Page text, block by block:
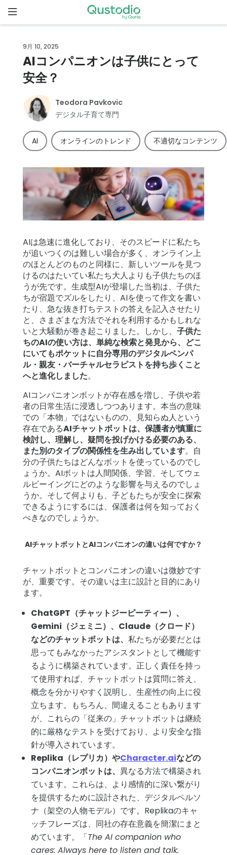
to
content
が選ばれ
る理由
ログイン
9月 10, 2025
AIコンパニオンは子供にとって
安全？
Teodora Pavkovic
デジタル子育て専門
AI オンラインのトレンド 不適切なコンテンツ
AIは急速に進化しており、そのスピードに私たち
が追いつくのは難しい場合が多く、オンライン上
のほとんどのものと同様に、新しいツールを見つ
けるのはたいてい私たち大人よりも子供たちのほ
うが先です。生成型AIが登場した当初は、子供た
ちが宿題でズルをしたり、AIを使って作文を書い
たり、急な抜き打ちテストの答えを記入させたり
と、さまざまな方法でそれを利用するかもしれな
いと大騒動が巻き起こりました。しかし、 子供た
ちのAIの使い方は、単純な検索と発見から、どこ
にいてもポケットに自分専用のデジタルペンパ
ル・親友・バーチャルセラピストを持ち歩くこと
へと進化しました。
AIコンパニオンボットが存在感を増し、子供や若
者の日常生活に浸透しつつあります。本当の意味
での「本物」ではないものの、見知らぬ人という
存在であるAIチャットボットは、保護者が慎重に
検討し、理解し、疑問を投げかける必要のある、
また別のタイプの関係性を生み出しています。自
分の子供たちはどんなボットを使っているのでし
ょうか。AIボットは人間関係、学習、そしてウェ
ルビーイングにどのような影響を与えるのでしょ
うか。そして何よりも、子どもたちが安全に探索
できるようにするには、保護者は何を知っておく
べきなのでしょうか。
AIチャットボットとAIコンパニオンの違いは何ですか？
チャットボットとコンパニオンの違いは微妙です
が、重要です。その違いは主に設計と目的にあり
ます。
ChatGPT（チャットジーピーティー）、
Gemini（ジェミニ）、Claude（クロード）
などのチャットボットは、 私たちが必要だとは
思ってもみなかったアシスタントとして機能す
るように構築されています。正しく責任を持っ
て使用すれば、チャットボットは質問に答え、
概念を分かりやすく説明し、生産性の向上に役
立ちます。もちろん、間違えることもあります
が、これらの「従来の」チャットボットは継続
的に厳格なテストを受けており、より安全な指
針が導入されています。
Replika（レプリカ）やCharacter.aiなどの
コンパニオンボットは、 異なる方法で構築され
ています。これらは、より感情的に深い繋がり
を提供するために設計された、デジタルペルソ
ナ（架空の人物モデル）です。Replikaのキャ
ッチフレーズは、同社の存在意義を簡潔にまと
めています。「The AI companion who
cares: Always here to listen and talk.